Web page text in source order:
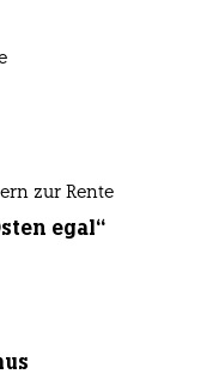
zur Rente
egal“